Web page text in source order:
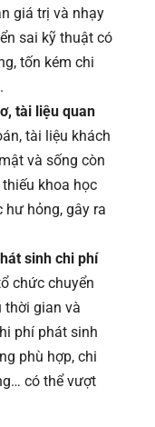
giá trị và nhạy
sai kỹ thuật có
tốn kém chi
tài liệu quan
tài liệu khách
và sống còn
khoa học
hư hỏng, gây ra
sinh chi phí
chức chuyển
thời gian và
phí phát sinh
phù hợp, chi
có thể vượt